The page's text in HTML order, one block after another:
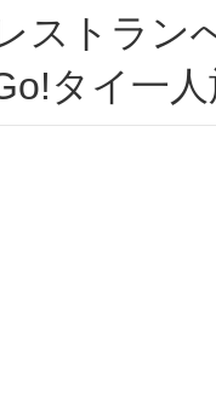
ストラン
タイ一